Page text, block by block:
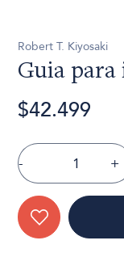
Robert T. Kiyosaki
Guia
$42.499
- +